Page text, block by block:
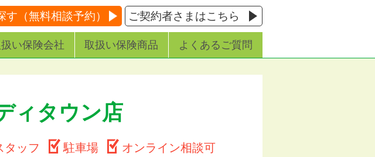
す（無料相談予約） ご契約者さまはこちら
い保険会社 取扱い保険商品 よくあるご質問
ィタウン店
タッフ 駐車場 オンライン相談可